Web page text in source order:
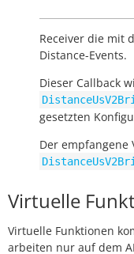
Receiver die mit
Distance-Events.
Dieser Callback
gesetzten
Der empfangene
Virtuelle
Virtuelle Funktionen
arbeiten nur auf dem